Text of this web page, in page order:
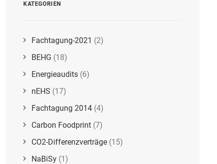
KATEGORIEN
Fachtagung-2021 (2)
BEHG (18)
Energieaudits (6)
nEHS (17)
Fachtagung 2014 (4)
Carbon Foodprint (7)
CO2-Differenzverträge (15)
NaBiSy (1)